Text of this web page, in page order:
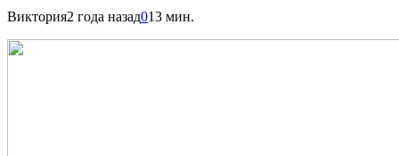
Виктория2 года назад013 мин.